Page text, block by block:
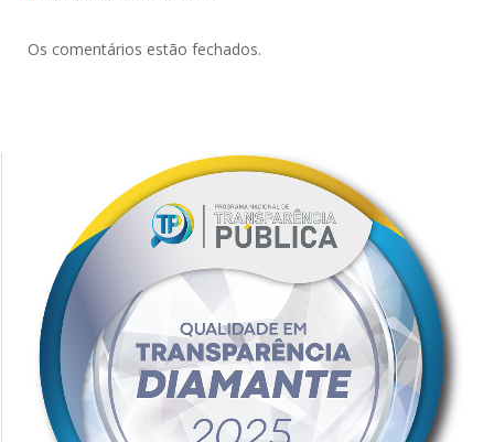
Os comentários estão fechados.